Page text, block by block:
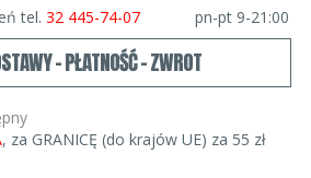
tel. 32 445-74-07 pn-pt 9-21:00
- PŁATNOŚĆ - ZWROT
, za GRANICĘ (do krajów UE) za 55 zł